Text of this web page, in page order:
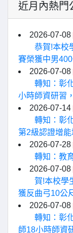
近月內熱門
2026-07-08
恭賀!本校
賽榮獲中男
2026-07-08
轉知：彰
小時師資研習
2026-07-14
轉知：彰
第2級認證增能
2026-07-28
轉知：教
2026-07-08
賀!本校學
獲反曲弓10公
2026-07-08
轉知：彰
師18小時師資